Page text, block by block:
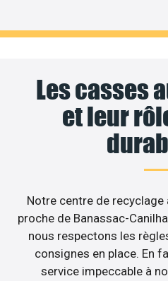
Les casses
et leur
Notre centre de
proche de Banassac-
nous respectons les
consignes en place. En
service impeccable à